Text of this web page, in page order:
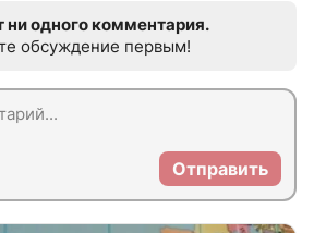
ни одного комментария.
обсуждение первым!
Отправить